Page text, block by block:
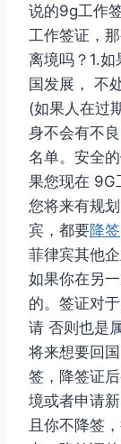
说的9g工作
工作签证，
离境吗？1.
国发展， 不
(如果人在过
身不会有不
名单。安全
果您现在 9G
您将来有规
宾，都要降签
菲律宾其他
如果你在另
的。签证对
请 否则也是
将来想要回
签，降签证
境或者申请
且你不降签